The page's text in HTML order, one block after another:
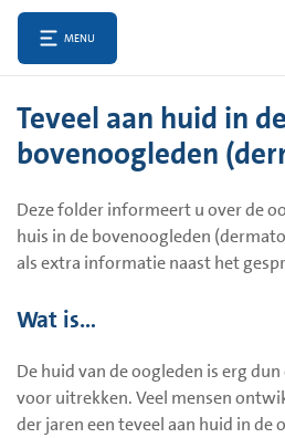
MENU
Teveel aan huid in de
bovenoogleden
Deze folder informeert u over de
huis in de bovenoogleden
als extra informatie naast het
Wat is…
De huid van de oogleden is erg
voor uitrekken. Veel mensen
der jaren een teveel aan huid in de